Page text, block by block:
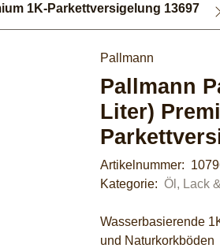
1K-Parkettversigelung 13697
Pallmann
Pallmann
Liter)
Artikelnummer:
Kategorie:Öl, Lack
Wasserbasierende
und Naturkorkböden